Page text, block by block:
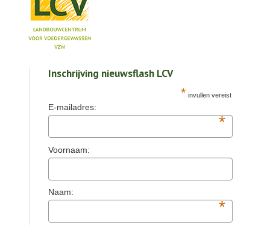
PUBLICATIES
AGENDA
OVER LCV
Inschrijving nieuwsflash LCV
* invullen vereist
E-mailadres:
*
Voornaam:
Naam:
*